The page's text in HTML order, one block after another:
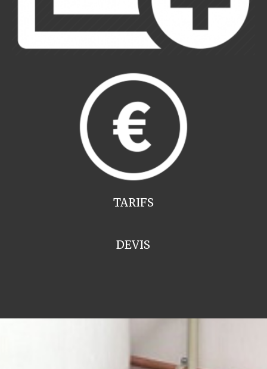
TARIFS
DEVIS